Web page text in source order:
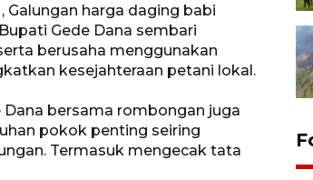
Galungan harga daging babi
Gede Dana sembari
berusaha menggunakan
kesejahteraan petani lokal.
bersama rombongan juga
pokok penting seiring
Termasuk mengecak tata